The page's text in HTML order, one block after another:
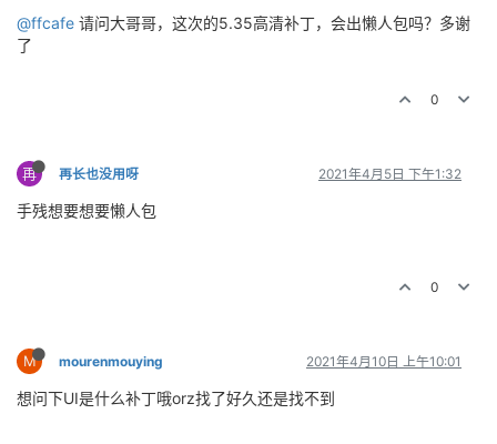
@ffcafe 请问大哥哥，这次的5.35高清补丁，会出懒人包吗？多谢
了
0
再 再长也没用呀 2021年4月5日 下午1:32
手残想要想要懒人包
0
M mourenmouying 2021年4月10日 上午10:01
想问下UI是什么补丁哦orz找了好久还是找不到